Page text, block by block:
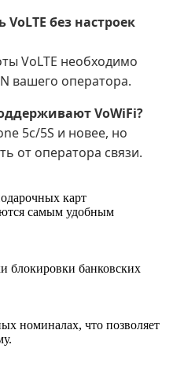
без настроек
VoLTE необходимо
вашего оператора.
VoWiFi?
5c/5S и новее, но
от оператора связи.
карт
самым удобным
блокировки банковских
номиналах, что позволяет